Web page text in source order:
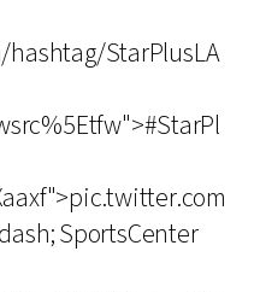
StarPlusLA
SportsCenter